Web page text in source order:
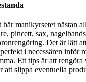
här manikyrsetet nästan
pincett, sax,
Det är lätt
i necessären inför
Ett tips är att rengöra
att slippa eventuella